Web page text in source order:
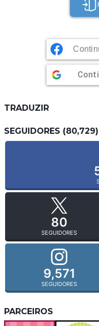
TRADUZIR
SEGUIDORES (80,729)
80
SEGUIDORES
9,571
SEGUIDORES
PARCEIROS